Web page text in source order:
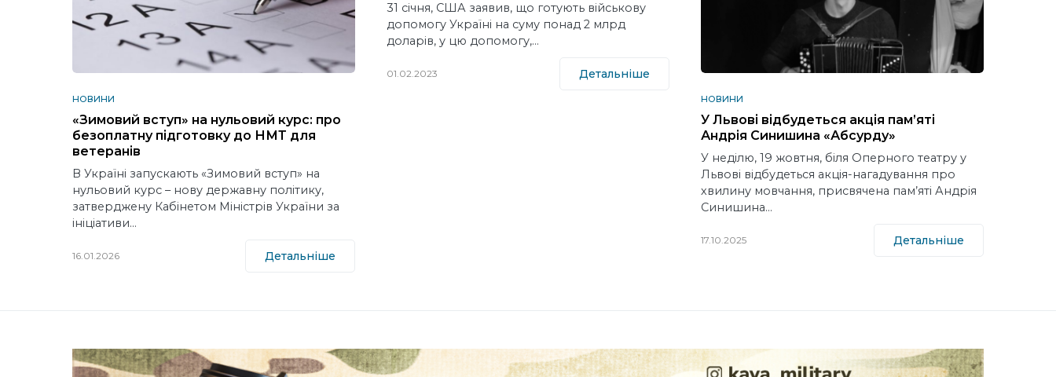
НОВИНИ
«Зимовий вступ» на нульовий курс: про
безоплатну підготовку до НМТ для
ветеранів
В Україні запускають «Зимовий вступ» на
нульовий курс – нову державну політику,
затверджену Кабінетом Міністрів України за
ініціативи…
16.01.2026 Детальніше
31 січня, США заявив, що готують військову
допомогу Україні на суму понад 2 млрд
доларів, у цю допомогу,…
01.02.2023 Детальніше
НОВИНИ
У Львові відбудеться акція пам’яті
Андрія Синишина «Абсурду»
У неділю, 19 жовтня, біля Оперного театру у
Львові відбудеться акція-нагадування про
хвилину мовчання, присвячена пам’яті Андрія
Синишина…
17.10.2025 Детальніше